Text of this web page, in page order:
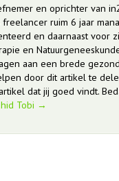
en oprichter van
freelancer ruim 6 jaar
en daarnaast voor
en
aan een brede
door dit artikel te
dat jij goed vindt.
Tobi →